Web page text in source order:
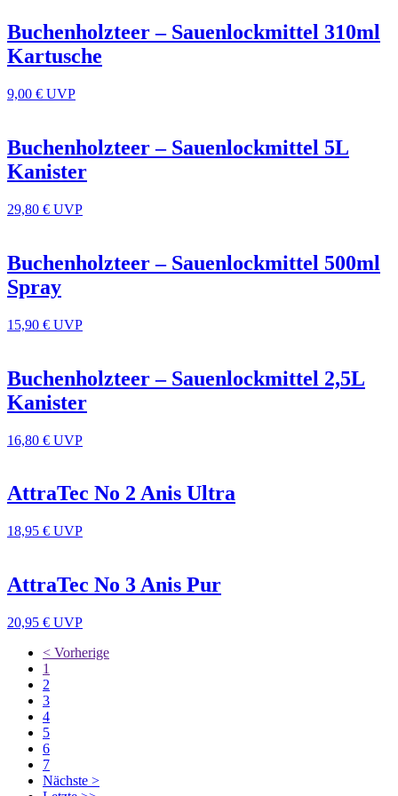
Buchenholzteer – Sauenlockmittel 310ml
Kartusche
9,00 € UVP
Buchenholzteer – Sauenlockmittel 5L
Kanister
29,80 € UVP
Buchenholzteer – Sauenlockmittel 500ml
Spray
15,90 € UVP
Buchenholzteer – Sauenlockmittel 2,5L
Kanister
16,80 € UVP
AttraTec No 2 Anis Ultra
18,95 € UVP
AttraTec No 3 Anis Pur
20,95 € UVP
< Vorherige
1
2
3
4
5
6
7
Nächste >